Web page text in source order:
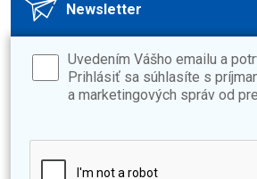
Newsletter
Uvedením Vášho emailu a
Prihlásiť sa súhlasíte s
a marketingových správ od